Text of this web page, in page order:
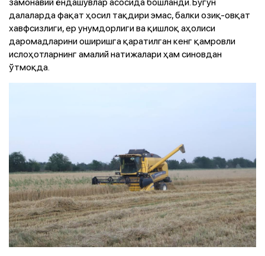
далаларда фақат ҳосил тақдири эмас, балки озиқ-овқат
хавфсизлиги, ер унумдорлиги ва қишлоқ аҳолиси
даромадларини оширишга қаратилган кенг қамровли
ислоҳотларнинг амалий натижалари ҳам синовдан
ўтмоқда.